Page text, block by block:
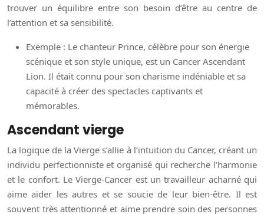
trouver un équilibre entre son besoin d’être au centre de
l’attention et sa sensibilité.
Exemple : Le chanteur Prince, célèbre pour son énergie
scénique et son style unique, est un Cancer Ascendant
Lion. Il était connu pour son charisme indéniable et sa
capacité à créer des spectacles captivants et
mémorables.
Ascendant vierge
La logique de la Vierge s’allie à l’intuition du Cancer, créant un
individu perfectionniste et organisé qui recherche l’harmonie
et le confort. Le Vierge-Cancer est un travailleur acharné qui
aime aider les autres et se soucie de leur bien-être. Il est
souvent très attentionné et aime prendre soin des personnes